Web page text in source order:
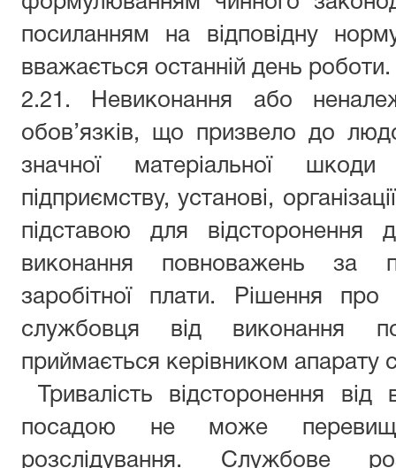
посиланням на відповідну
вважається останній день роботи.
2.21. Невиконання або
обов’язків, що призвело до
значної матеріальної шкоди
підприємству, установі,
підставою для відсторонення
виконання повноважень за
заробітної плати. Рішення про
службовця від виконання
приймається керівником апарату
Тривалість відсторонення
посадою не може
розслідування. Службове